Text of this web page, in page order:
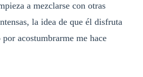
a mezclarse con otras
la idea de que él disfruta
acostumbrarme me hace